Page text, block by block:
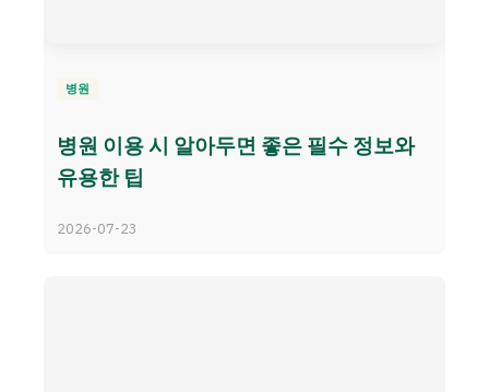
병원
병원 이용 시 알아두면 좋은 필수 정보와
유용한 팁
2026-07-23